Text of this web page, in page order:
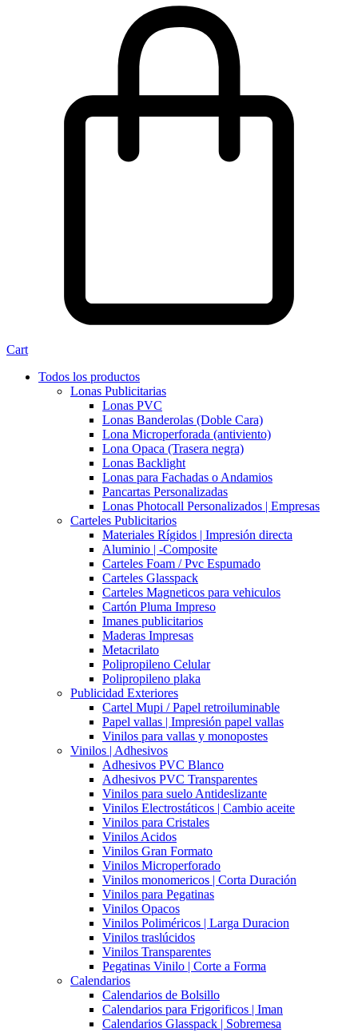
Cart
Todos los productos
Lonas Publicitarias
Lonas PVC
Lonas Banderolas (Doble Cara)
Lona Microperforada (antiviento)
Lona Opaca (Trasera negra)
Lonas Backlight
Lonas para Fachadas o Andamios
Pancartas Personalizadas
Lonas Photocall Personalizados | Empresas
Carteles Publicitarios
Materiales Rígidos | Impresión directa
Aluminio | -Composite
Carteles Foam / Pvc Espumado
Carteles Glasspack
Carteles Magneticos para vehiculos
Cartón Pluma Impreso
Imanes publicitarios
Maderas Impresas
Metacrilato
Polipropileno Celular
Polipropileno plaka
Publicidad Exteriores
Cartel Mupi / Papel retroiluminable
Papel vallas | Impresión papel vallas
Vinilos para vallas y monopostes
Vinilos | Adhesivos
Adhesivos PVC Blanco
Adhesivos PVC Transparentes
Vinilos para suelo Antideslizante
Vinilos Electrostáticos | Cambio aceite
Vinilos para Cristales
Vinilos Acidos
Vinilos Gran Formato
Vinilos Microperforado
Vinilos monomericos | Corta Duración
Vinilos para Pegatinas
Vinilos Opacos
Vinilos Poliméricos | Larga Duracion
Vinilos traslúcidos
Vinilos Transparentes
Pegatinas Vinilo | Corte a Forma
Calendarios
Calendarios de Bolsillo
Calendarios para Frigorificos | Iman
Calendarios Glasspack | Sobremesa